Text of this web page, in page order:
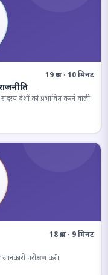
19 प्रश्न · 10 मिनट
देशों को प्रभावित करने वाली
18 प्रश्न · 9 मिनट
परीक्षण करें।